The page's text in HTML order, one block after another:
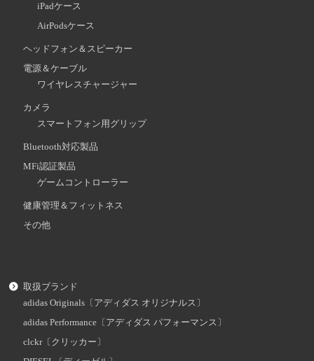
iPadケース
AirPodsケース
ヘッドフォン＆スピーカー
電源＆ケーブル
ワイヤレスチャージャー
カメラ
スマートフォン用グリップ
Bluetooth対応製品
MFi認証製品
ゲームコントローラー
健康管理＆フィットネス
その他
取扱ブランド
adidas Originals〔アディダス オリジナルス〕
adidas Performance〔アディダス パフォーマンス〕
clckr〔クリッカー〕